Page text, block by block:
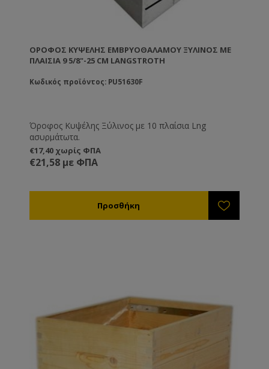
ΌΡΟΦΟΣ ΚΥΨΈΛΗΣ ΕΜΒΡΥΟΘΑΛΆΜΟΥ ΞΎΛΙΝΟΣ ΜΕ
ΠΛΑΊΣΙΑ 9 5/8"-25 CM LANGSTROTH
Κωδικός προϊόντος: PU51630F
Όροφος Κυψέλης Ξύλινος με 10 πλαίσια Lng
ασυρμάτωτα.
€17,40 χωρίς ΦΠΑ
€21,58 με ΦΠΑ